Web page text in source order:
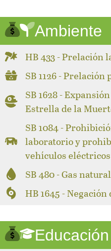
Ambiente
HB 433 - Prelación
SB 1126 -
SB 1628 -
Estrella de la
SB 1084 -
laboratorio y
vehículos eléctricos
SB 480 - Gas
HB 1645 -
Educación